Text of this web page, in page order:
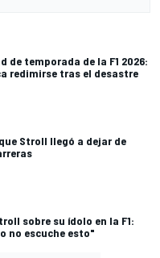
de temporada de la F1 2026:
redimirse tras el desastre
Stroll llegó a dejar de
sobre su ídolo en la F1:
no escuche esto"